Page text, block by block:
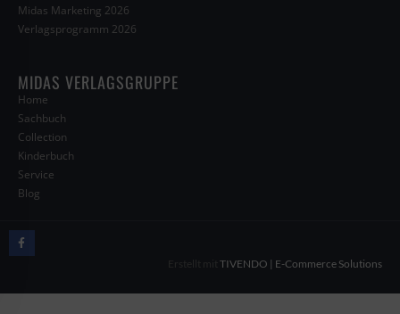
Midas Marketing 2026
Verlagsprogramm 2026
MIDAS VERLAGSGRUPPE
Home
Sachbuch
Collection
Kinderbuch
Service
Blog
TIVENDO | E-Commerce Solutions